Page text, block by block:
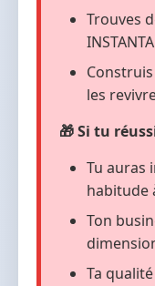
Trouves
les
🎁 Si tu
Tu auras
habitude
Ton
Ta